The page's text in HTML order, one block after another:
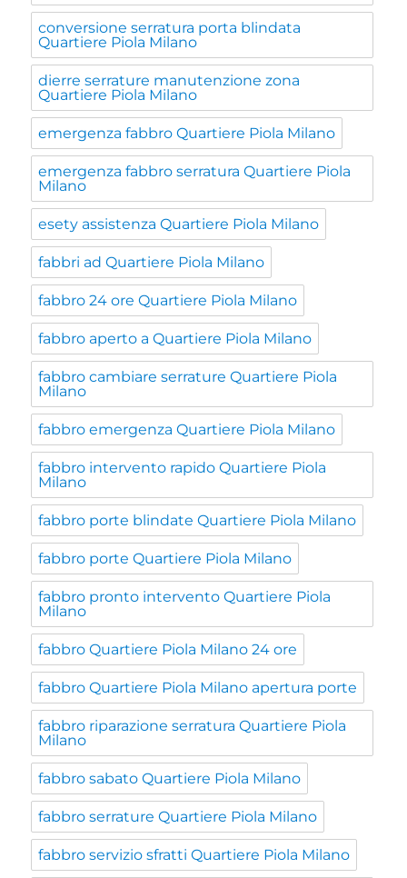
conversione serratura porta blindata
Quartiere Piola Milano
dierre serrature manutenzione zona
Quartiere Piola Milano
emergenza fabbro Quartiere Piola Milano
emergenza fabbro serratura Quartiere Piola
Milano
esety assistenza Quartiere Piola Milano
fabbri ad Quartiere Piola Milano
fabbro 24 ore Quartiere Piola Milano
fabbro aperto a Quartiere Piola Milano
fabbro cambiare serrature Quartiere Piola
Milano
fabbro emergenza Quartiere Piola Milano
fabbro intervento rapido Quartiere Piola
Milano
fabbro porte blindate Quartiere Piola Milano
fabbro porte Quartiere Piola Milano
fabbro pronto intervento Quartiere Piola
Milano
fabbro Quartiere Piola Milano 24 ore
fabbro Quartiere Piola Milano apertura porte
fabbro riparazione serratura Quartiere Piola
Milano
fabbro sabato Quartiere Piola Milano
fabbro serrature Quartiere Piola Milano
fabbro servizio sfratti Quartiere Piola Milano